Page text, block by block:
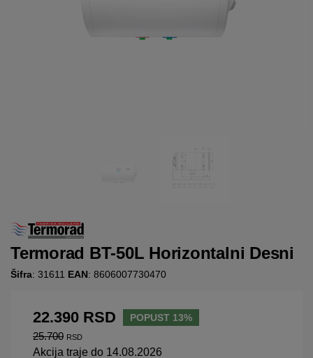
Termorad BT-50L Horizontalni Desni
Šifra: 31611 EAN: 8606007730470
22.390 RSD POPUST 13%
25.700 RSD
Akcija traje do 14.08.2026